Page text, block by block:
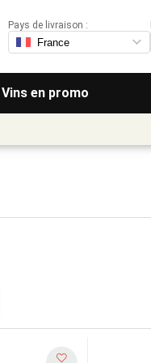
Vins en promo
Pays de livraison :